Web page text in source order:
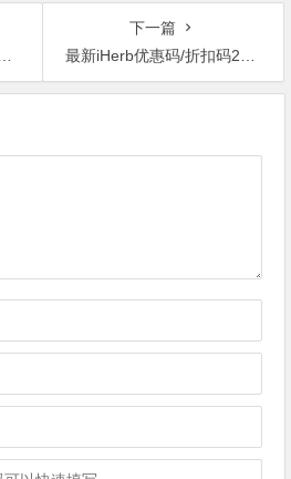
下一篇
最新iHerb优惠码/折扣码2023,满288享7.8折 洗护用品6折起,畅销品牌、抗氧优品享8折